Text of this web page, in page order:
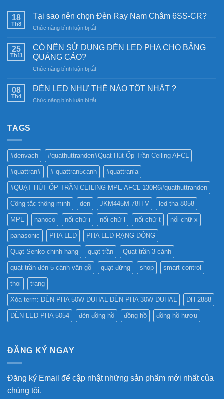
năng
mặt
Khám
nghệ
sáng
18
Th8
Tại sao nên chọn Đèn Ray Nam Châm 6SS-CR?
Chức năng bình luận bị tắtở
sao
Đèn
Nam
6SS-
25
Th11
CÓ NÊN SỬ DỤNG ĐÈN LED PHA CHO BẢNG
QUẢNG CÁO?
Chức năng bình luận bị tắtở
NÊN
DỤNG
QUẢNG
CÁO?
08
Th4
ĐÈN LED NHƯ THẾ NÀO TỐT NHẤT ?
Chức năng bình luận bị tắtở
TỐT
NHẤT
?
TAGS
#denvach #quathuttranden#Quạt Hút Ốp Trần Ceiling AFCL
#quattran# # quattran5canh #quattranla
#QUẠT HÚT ỐP TRẦN CEILING MPE AFCL-130R6#quathuttranden
Công tắc thông minh den JKM445M-78H-V led tha 8058
MPE nanoco nối chữ i nối chữ l nối chữ t nối chữ x
panasonic PHA LED PHA LED RẠNG ĐÔNG
Quạt Senko chinh hang quạt trần Quạt trần 3 cánh
quạt trần đèn 5 cánh vân gỗ quạt đứng shop smart control
thoi trang
Xóa term: ĐÈN PHA 50W DUHAL ĐÈN PHA 30W DUHAL ĐH 2888
ĐÈN LED PHA 5054 đèn đồng hồ đồng hồ đồng hồ hươu
ĐĂNG KÝ NGAY
Đăng ký Email để cập nhật những sản phẩm mới nhất của
chúng tôi.